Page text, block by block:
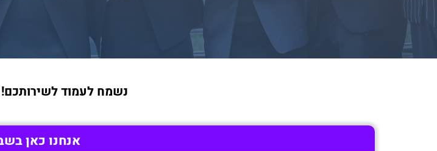
נשמח לעמוד לשירותכם! 09-3726000
אנחנו כאן